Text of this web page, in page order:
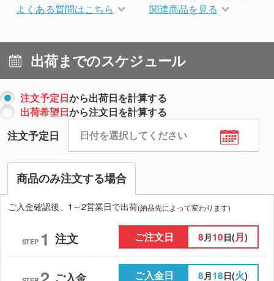
よくある質問はこちら 関連商品を見る
出荷までのスケジュール
注文予定日から出荷日を計算する
出荷希望日から注文日を計算する
注文予定日
商品のみ注文する場合
ご入金確認後、1～2営業日で出荷(納品先によって変わります)
STEP 1 注文 ご注文日 8月10日(月)
ご入金 ご入金日 8月18日(火)